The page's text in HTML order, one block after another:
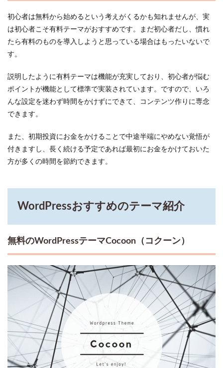
初心者は無料から始めるという考えがくるかも知れませんが、実
は初心者こそ有料テーマがおすすめです。まだ初心者だし、慣れ
たら有料のものを導入しようと思っている場合はもったいないで
す。
説明したように有料テーマは機能が充実しており、初心者が悩む
ポイントが機能として標準で実装されています。ですので、いろ
んな設定を迷わず時間をかけずにできて、コンテンツ作りに専念
できます。
また、初期投資にお金をかけることで中途半端にやめない覚悟が
付きますし、長く続ける予定であれば最初にお金をかけておいた
方が多くの時間を節約できます。
WordPressおすすめのテーマ紹介
無料のWordPressテーマCocoon（コクーン）